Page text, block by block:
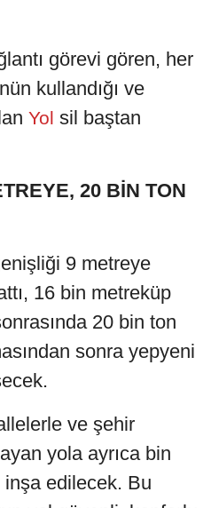
görevi gören, her
kullandığı ve
Yol sil baştan
20 BİN TON
9 metreye
16 bin metreküp
20 bin ton
sonra yepyeni
ve şehir
yola ayrıca bin
edilecek. Bu